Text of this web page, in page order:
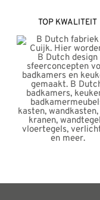
TOP KWALITEIT